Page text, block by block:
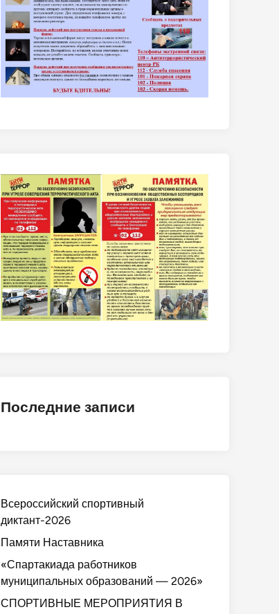
Последние записи
Всероссийский спортивный
диктант-2026
Памяти Наставника
«Спартакиада работников
муниципальных образований — 2026»
СПОРТИВНЫЕ МЕРОПРИЯТИЯ В